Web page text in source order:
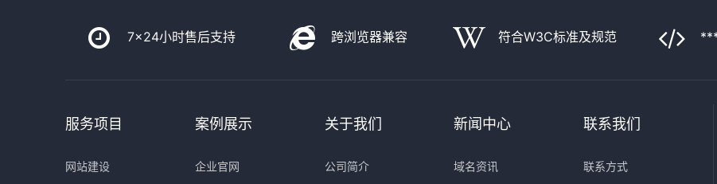
7x24小时售后支持 跨浏览器兼容 符合W3C标准及规范
服务项目
网站建设
案例展示
企业官网
关于我们
公司简介
新闻中心
域名资讯
联系我们
联系方式